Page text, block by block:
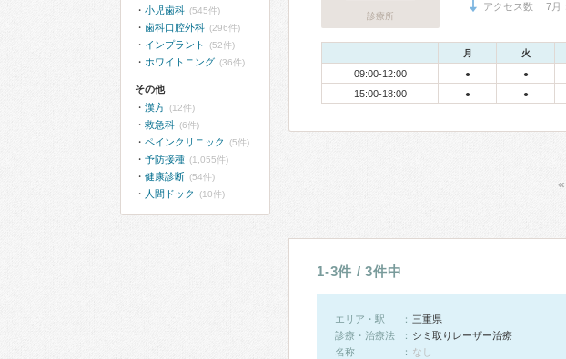
診療所
アクセス数 7月：
月 火
09:00-12:00 ● ●
15:00-18:00 ● ●
«
1-3件 / 3件中
エリア・駅
三重県
診療・治療法
シミ取りレーザー治療
名称
なし
小児歯科 (545件)
歯科口腔外科 (296件)
インプラント (52件)
ホワイトニング (36件)
その他
漢方 (12件)
救急科 (6件)
ペインクリニック (5件)
予防接種 (1,055件)
健康診断 (54件)
人間ドック (10件)